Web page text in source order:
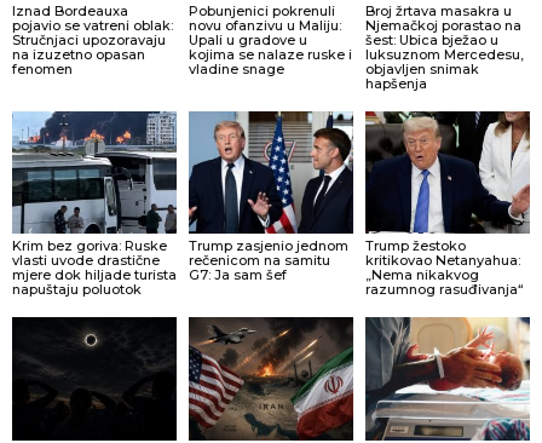
Iznad Bordeauxa
pojavio se vatreni oblak:
Stručnjaci upozoravaju
na izuzetno opasan
fenomen
Pobunjenici pokrenuli
novu ofanzivu u Maliju:
Upali u gradove u
kojima se nalaze ruske i
vladine snage
Broj žrtava masakra u
Njemačkoj porastao na
šest: Ubica bježao u
luksuznom Mercedesu,
objavljen snimak
hapšenja
Krim bez goriva: Ruske
vlasti uvode drastične
mjere dok hiljade turista
napuštaju poluotok
Trump zasjenio jednom
rečenicom na samitu
G7: Ja sam šef
Trump žestoko
kritikovao Netanyahua:
„Nema nikakvog
razumnog rasuđivanja“